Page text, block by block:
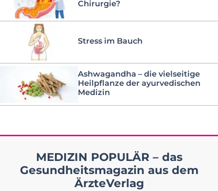
Chirurgie?
Stress im Bauch
Ashwagandha – die vielseitige
Heilpflanze der ayurvedischen
Medizin
MEDIZIN POPULÄR – das
Gesundheitsmagazin aus dem
ÄrzteVerlag